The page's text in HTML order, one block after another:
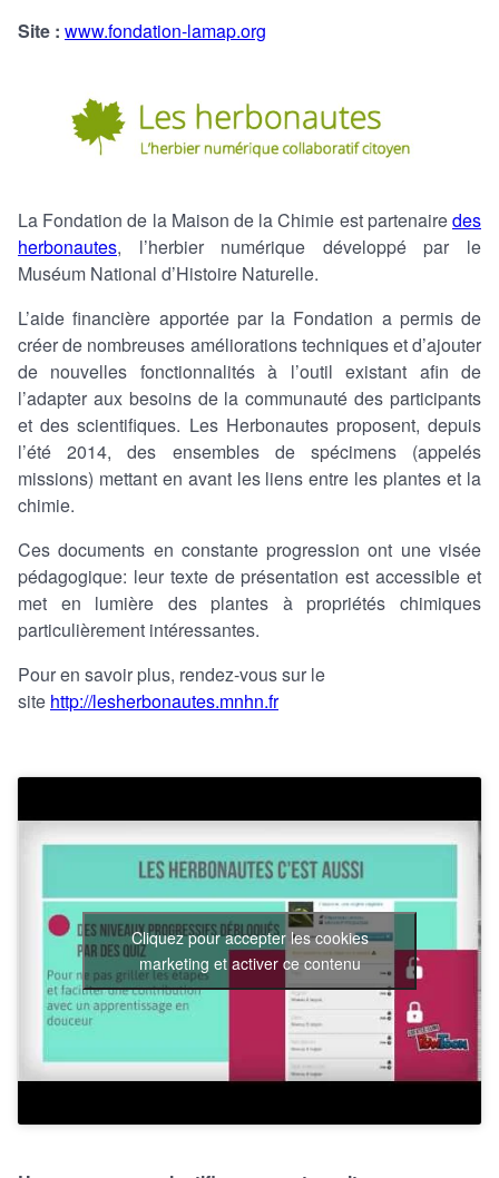
Site : www.fondation-lamap.org
La Fondation de la Maison de la Chimie est partenairedes
herbonautes, l’herbier numérique développé par le
Muséum National d’Histoire Naturelle.
L’aide financière apportée par la Fondation a permis de
créer de nombreuses améliorations techniques et d’ajouter
de nouvelles fonctionnalités à l’outil existant afin de
l’adapter aux besoins de la communauté des participants
et des scientifiques. Les Herbonautes proposent, depuis
l’été 2014, des ensembles de spécimens (appelés
missions) mettant en avant les liens entre les plantes et la
chimie.
Ces documents en constante progression ont une visée
pédagogique: leur texte de présentation est accessible et
met en lumière des plantes à propriétés chimiques
particulièrement intéressantes.
Pour en savoir plus, rendez-vous sur le
site http://lesherbonautes.mnhn.fr
Cliquez pour accepter les cookies
marketing et activer ce contenu